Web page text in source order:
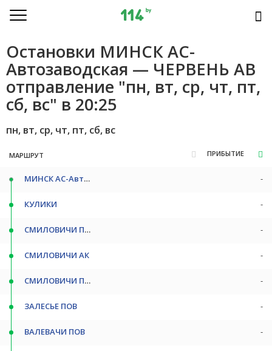
Остановки МИНСК АС-
Автозаводская — ЧЕРВЕНЬ АВ
отправление "пн, вт, ср, чт, пт,
сб, вс" в 20:25
пн, вт, ср, чт, пт, сб, вс
МАРШРУТ ПРИБЫТИЕ
МИНСК АС-Автозаводская -
КУЛИКИ -
СМИЛОВИЧИ ПОВ -
СМИЛОВИЧИ АК -
СМИЛОВИЧИ ПОВ* -
ЗАЛЕСЬЕ ПОВ -
ВАЛЕВАЧИ ПОВ -